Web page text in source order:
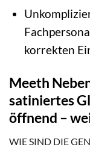
korrekten
Meeth
satiniertes
öffnend –
WIE SIND DIE